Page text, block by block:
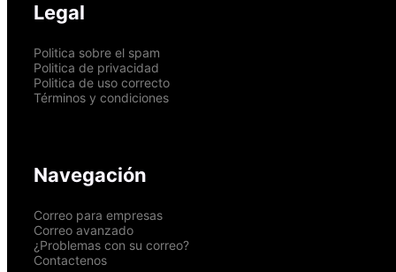
Legal
Politica sobre el spam
Politica de privacidad
Politica de uso correcto
Términos y condiciones
Navegación
Correo para empresas
Correo avanzado
¿Problemas con su correo?
Contactenos